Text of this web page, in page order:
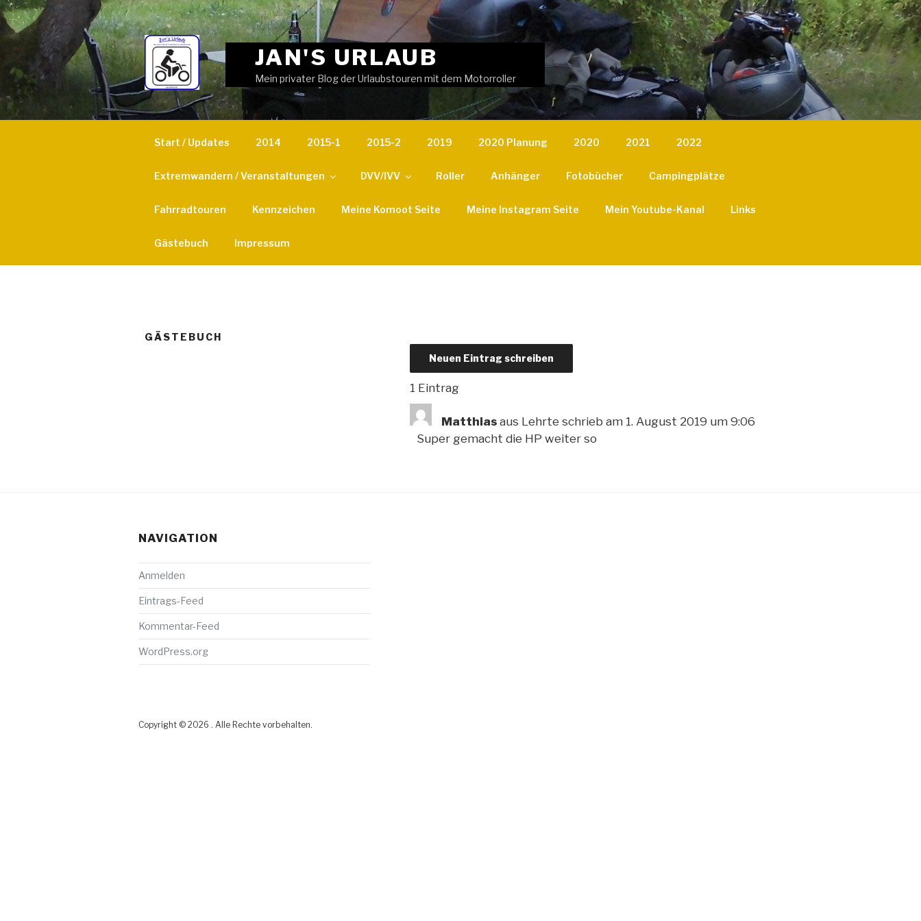
Weiter
zum
Inhalt
JAN'S URLAUB
Mein privater Blog der Urlaubstouren mit dem Motorroller
Start / Updates 2014 2015-1 2015-2 2019 2020 Planung 2020 2021 2022
Extremwandern / Veranstaltungen DVV/IVV Roller Anhänger Fotobücher Campingplätze
Fahrradtouren Kennzeichen Meine Komoot Seite Meine Instagram Seite Mein Youtube-Kanal Links
Gästebuch Impressum
GÄSTEBUCH
1 Eintrag
Matthiasaus Lehrte schrieb am 1. August 2019 um 9:06
Super gemacht die HP weiter so
NAVIGATION
Anmelden
Eintrags-Feed
Kommentar-Feed
WordPress.org
Copyright © 2026 . Alle Rechte vorbehalten.